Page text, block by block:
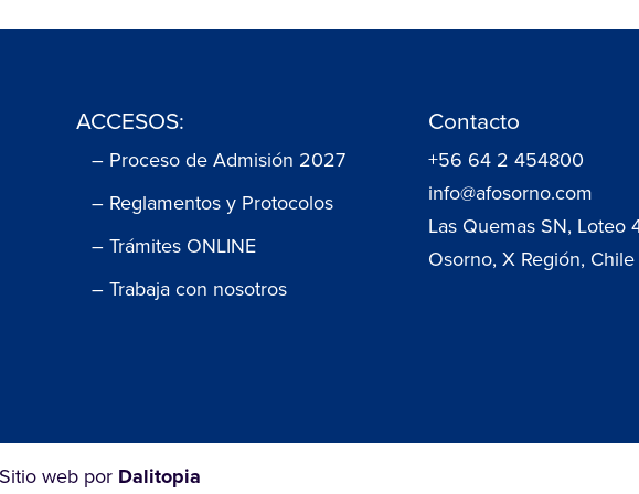
ACCESOS:
– Proceso de Admisión 2027
– Reglamentos y Protocolos
– Trámites ONLINE
– Trabaja con nosotros
Contacto
+56 64 2 454800
info@afosorno.com
Las Quemas SN, Loteo
Osorno, X Región, Chile
Sitio web por Dalitopia